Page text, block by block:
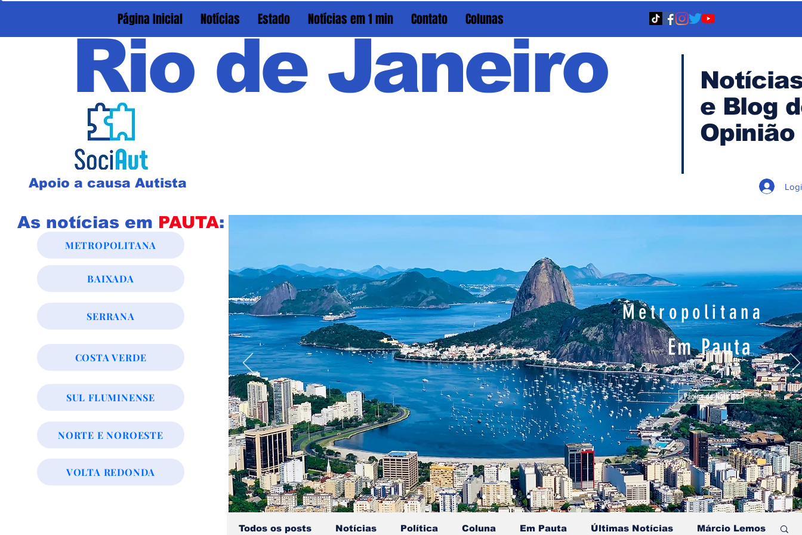
Página Inicial Notícias Estado Notícias em 1 min Contato Colunas
Rio de Janeiro
Apoio a causa Autista
e Blog
Opinião
As notícias em PAUTA:
METROPOLITANA
BAIXADA
SERRANA
COSTA VERDE
SUL FLUMINENSE
NORTE E NOROESTE
VOLTA REDONDA
Todos os posts Notícias Política Coluna Em Pauta Últimas Notícias Márcio Lemos
Metropolitana
Em Pauta
Página de Notícias